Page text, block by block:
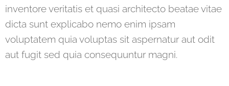
inventore veritatis et quasi architecto beatae vitae
dicta sunt explicabo nemo enim ipsam
voluptatem quia voluptas sit aspernatur aut odit
aut fugit sed quia consequuntur magni.